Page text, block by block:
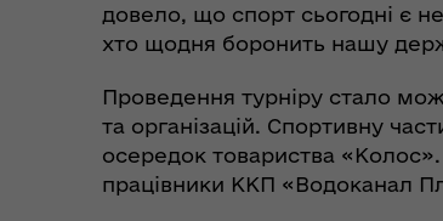
Дії населення при
небезпечних подіях та
довело, що спорт сьогодні є
хто щодня боронить нашу
Проведення турніру стало
та організацій. Спортивну
осередок товариства
працівники ККП «Водоканал